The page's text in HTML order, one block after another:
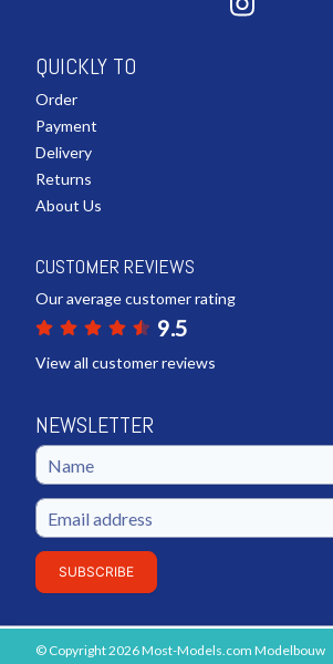
QUICKLY TO
Order
Payment
Delivery
Returns
About Us
CUSTOMER REVIEWS
Our average customer rating
9.5
View all customer reviews
NEWSLETTER
SUBSCRIBE
© Copyright 2026 Most-Models.com Modelbouw